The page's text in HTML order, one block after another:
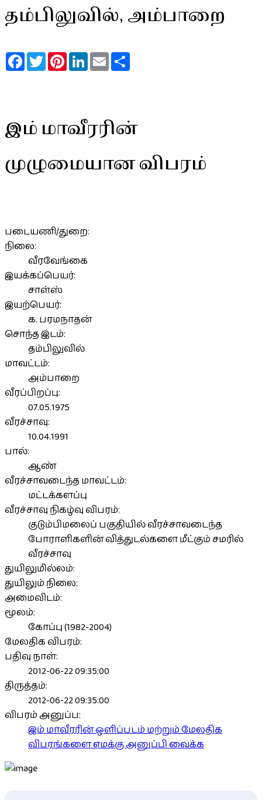
தம்பிலுவில், அம்பாறை
FacebookTwitterPinterestLinkedInEmail
இம் மாவீரரின்
முழுமையான விபரம்
படையணி/துறை:
நிலை:
வீரவேங்கை
இயக்கப்பெயர்:
சாள்ஸ்
இயற்பெயர்:
க. பரமநாதன்
சொந்த இடம்:
தம்பிலுவில்
மாவட்டம்:
அம்பாறை
வீரப்பிறப்பு:
07.05.1975
வீரச்சாவு:
10.04.1991
பால்:
ஆண்
வீரச்சாவடைந்த மாவட்டம்:
மட்டக்களப்பு
வீரச்சாவு நிகழ்வு விபரம்:
குடும்பிமலைப் பகுதியில் வீரச்சாவடைந்த
போராளிகளின் வித்துடல்களை மீட்கும் சமரில்
வீரச்சாவு
துயிலுமில்லம்:
துயிலும் நிலை:
அமைவிடம்:
மூலம்:
கோப்பு (1982-2004)
மேலதிக விபரம்:
பதிவு நாள்:
2012-06-22 09:35:00
திருத்தம்:
2012-06-22 09:35:00
விபரம் அனுப்ப:
இம் மாவீரரின் ஒளிப்படம் மற்றும் மேலதிக
விபரங்களை எமக்கு அனுப்பி வைக்க